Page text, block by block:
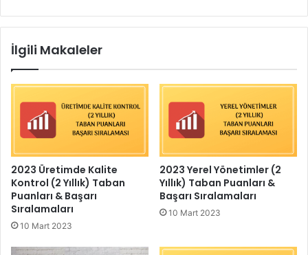
İlgili Makaleler
2023 Üretimde Kalite
Kontrol (2 Yıllık) Taban
Puanları & Başarı
Sıralamaları
10 Mart 2023
2023 Yerel Yönetimler (2
Yıllık) Taban Puanları &
Başarı Sıralamaları
10 Mart 2023